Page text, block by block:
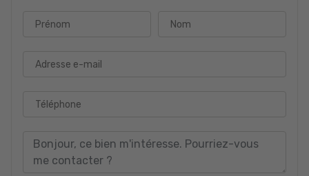
Prénom Nom
Adresse e-mail
Téléphone